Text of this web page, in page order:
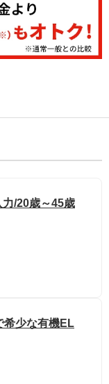
/20歳～45歳
希少な有機EL